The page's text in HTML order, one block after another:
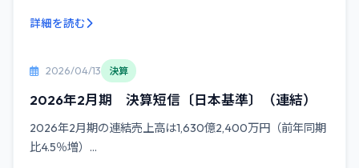
詳細を読む
2026/04/13 決算
2026年2月期 決算短信〔日本基準〕（連結）
2026年2月期の連結売上高は1,630億2,400万円（前年同期
比4.5％増）...